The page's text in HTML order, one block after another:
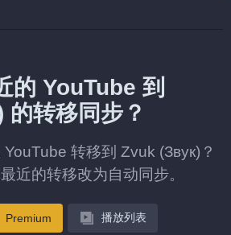
的 YouTube 到
转移同步？
转移到 Zvuk (Звук)？
近的转移改为自动同步。
Premium 播放列表